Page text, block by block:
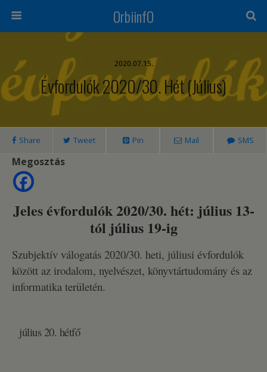
OrbiinfO
2020.07.15.
Évfordulók 2020/30. Hét (július)
Share Tweet Pin Mail SMS
Megosztás
Jeles évfordulók 2020/30. hét: július 13-
tól július 19-ig
Szubjektív válogatás 2020/30. heti, júliusi évfordulók
között az irodalom, nyelvészet, könyvtártudomány és az
informatika területén.
július 20. hétfő